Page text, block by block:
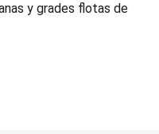
y grades flotas de